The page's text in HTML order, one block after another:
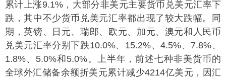
累计上涨9.1%，大部分非美元主要货币兑美元汇率下
跌，其中不少货币兑美元汇率都出现了较大跌幅。同
期，英镑、日元、瑞郎、欧元、加元、澳元和人民币
兑美元汇率分别下跌10.0%、15.2%、4.5%、7.8%、
1.8%、5.0%和5.0%。上半年，前述七种非美货币的
全球外汇储备余额折美元累计减少4214亿美元，因汇